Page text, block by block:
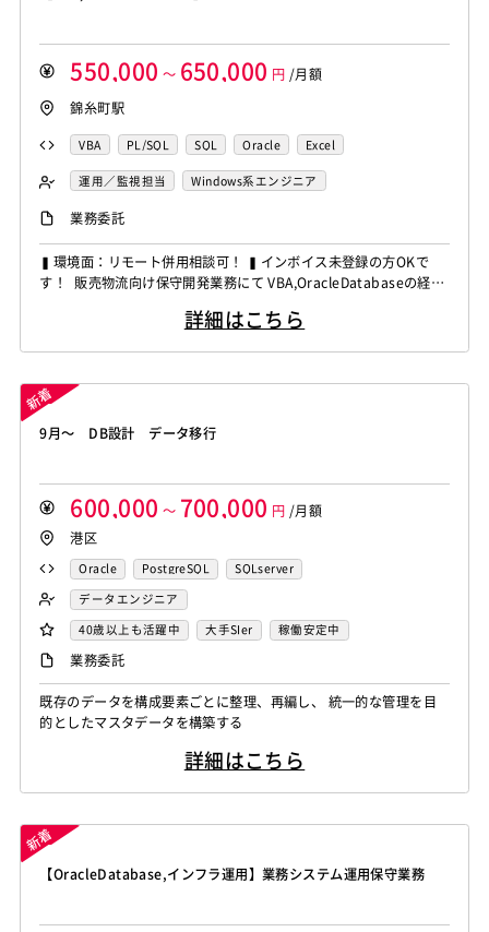
550,000 ～ 650,000 円 /月額
錦糸町駅
VBA PL/SQL SQL Oracle Excel
運用／監視担当
Windows系エンジニア
業務系エンジニア
業務委託
▍環境面：リモート併用相談可！ ▍インボイス未登録の方OKで
す！ 販売物流向け保守開発業務にて VBA,OracleDatabaseの経験
発対応 ・既存VBAマクロの改修対応 ・PLSQLによるデータ抽出分
詳細はこちら
9月～ DB設計 データ移行
600,000 ～ 700,000 円 /月額
港区
Oracle PostgreSQL
SQLserver
データエンジニア
40歳以上も活躍中
大手SIer 稼働安定中
業務委託
既存のデータを構成要素ごとに整理、再編し、 統一的な管理を目
的としたマスタデータを構築する
詳細はこちら
【OracleDatabase,インフラ運用】業務システム運用保守業務